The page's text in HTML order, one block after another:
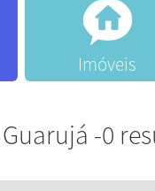
Imóveis
-0